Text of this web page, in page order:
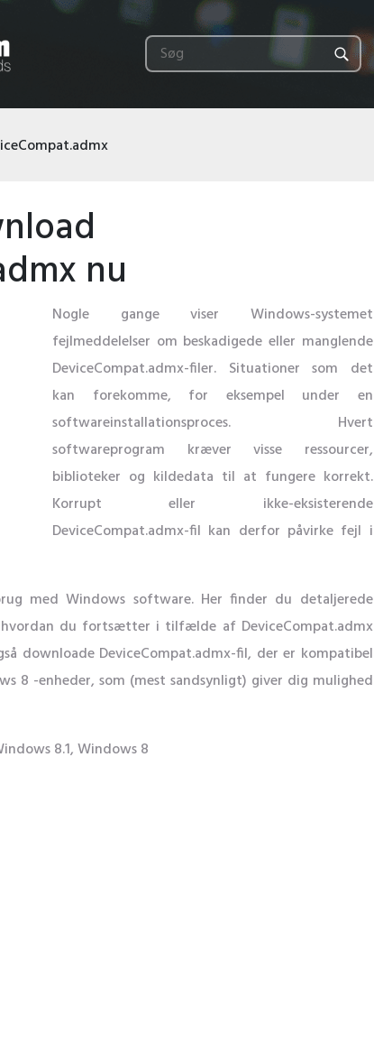
nu
Nogle gange viser Windows-systemet
fejlmeddelelser om beskadigede eller manglende
DeviceCompat.admx-filer. Situationer som det
kan forekomme, for eksempel under en
softwareinstallationsproces. Hvert
softwareprogram kræver visse ressourcer,
biblioteker og kildedata til at fungere korrekt.
Korrupt eller ikke-eksisterende
DeviceCompat.admx-fil kan derfor påvirke fejl i
med Windows software. Her finder du detaljerede
du fortsætter i tilfælde af DeviceCompat.admx
downloade DeviceCompat.admx-fil, der er kompatibel
8 -enheder, som (mest sandsynligt) giver dig mulighed
8.1, Windows 8